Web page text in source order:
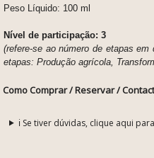
Peso Líquido: 100 ml
Nível de participação: 3
(refere-se ao número de etapas
etapas: Produção agrícola,
Como Comprar / Reservar /
ℹ️ Se tiver dúvidas, clique aqui